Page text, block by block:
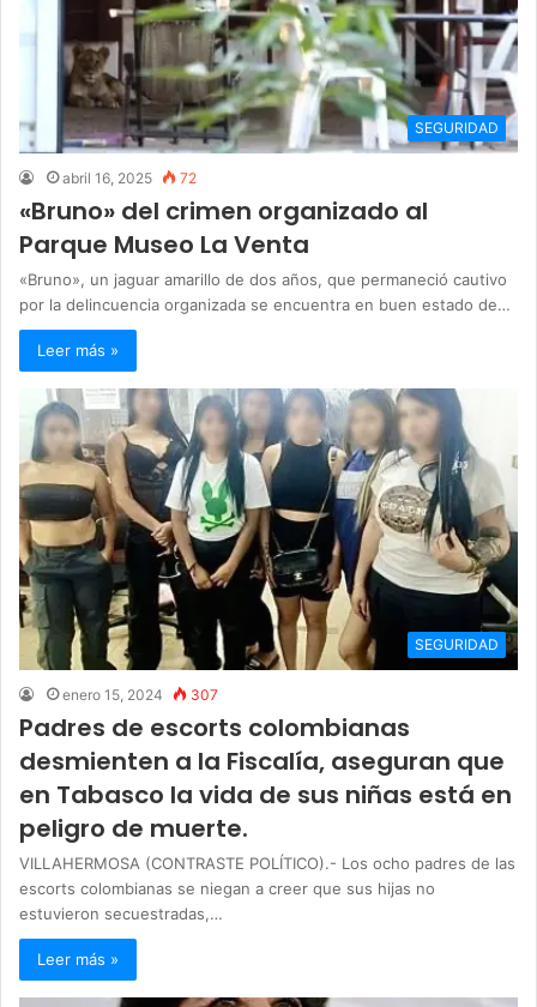
SEGURIDAD
abril 16, 2025 72
«Bruno» del crimen organizado al
Parque Museo La Venta
«Bruno», un jaguar amarillo de dos años, que permaneció cautivo
por la delincuencia organizada se encuentra en buen estado de…
Leer más »
SEGURIDAD
enero 15, 2024 307
Padres de escorts colombianas
desmienten a la Fiscalía, aseguran que
en Tabasco la vida de sus niñas está en
peligro de muerte.
VILLAHERMOSA (CONTRASTE POLÍTICO).- Los ocho padres de las
escorts colombianas se niegan a creer que sus hijas no
estuvieron secuestradas,…
Leer más »